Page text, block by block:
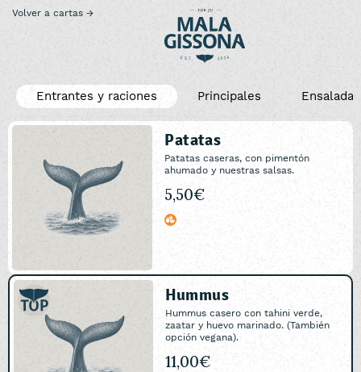
Volver a cartas →
Entrantes y raciones Principales Ensaladas
Patatas
Patatas caseras, con pimentón
ahumado y nuestras salsas.
5,50€
Hummus
Hummus casero con tahini verde,
zaatar y huevo marinado. (También
opción vegana).
11,00€